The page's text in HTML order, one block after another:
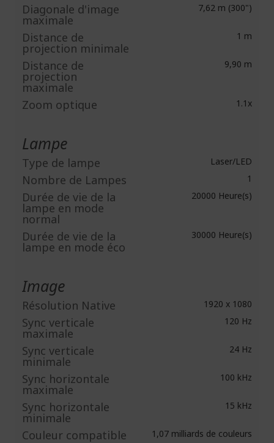
Diagonale d'image
maximale
7,62 m (300")
Distance de
projection minimale
1 m
Distance de
projection
maximale
9,90 m
Zoom optique 1.1x
Lampe
Type de lampe Laser/LED
Nombre de Lampes 1
Durée de vie de la
lampe en mode
normal
20000 Heure(s)
Durée de vie de la
lampe en mode éco
30000 Heure(s)
Image
Résolution Native 1920 x 1080
Sync verticale
maximale
120 Hz
Sync verticale
minimale
24 Hz
Sync horizontale
maximale
100 kHz
Sync horizontale
minimale
15 kHz
Couleur compatible 1,07 milliards de couleurs